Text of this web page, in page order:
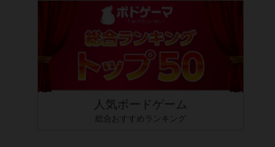
人気ボードゲーム
総合おすすめランキング